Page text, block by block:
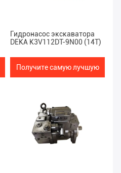
Гидронасос экскаватора
DEKA K3V112DT-9N00 (14T)
Получите самую лучшую